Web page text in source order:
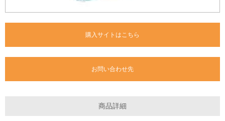
購入サイトはこちら
お問い合わせ先
商品詳細